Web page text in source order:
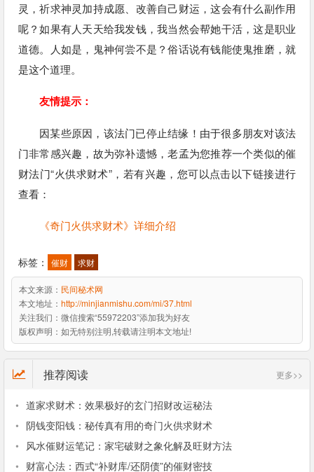
灵，祈求神灵加持成愿、改善自己财运，这会有什么副作用
呢？如果有人天天给我发钱，我当然会帮她干活，这是职业
道德。人如是，鬼神何尝不是？俗话说有钱能使鬼推磨，就
是这个道理。
友情提示：
因某些原因，该法门已停止结缘！由于很多朋友对该法
门非常感兴趣，故为弥补遗憾，老孟为您推荐一个类似的催
财法门“火供求财术”，若有兴趣，您可以点击以下链接进行
查看：
《奇门火供求财术》详细介绍
标签： 催财 求财
本文来源： 民间秘术网
本文地址： http://minjianmishu.com/mi/37.html
关注我们： 微信搜索“55972203”添加我为好友
版权声明： 如无特别注明,转载请注明本文地址!
推荐阅读 更多>>
• 道家求财术：效果极好的玄门招财改运秘法
• 阴钱变阳钱：秘传真有用的奇门火供求财术
• 风水催财运笔记：家宅破财之象化解及旺财方法
• 财富心法：西式“补财库/还阴债”的催财密技